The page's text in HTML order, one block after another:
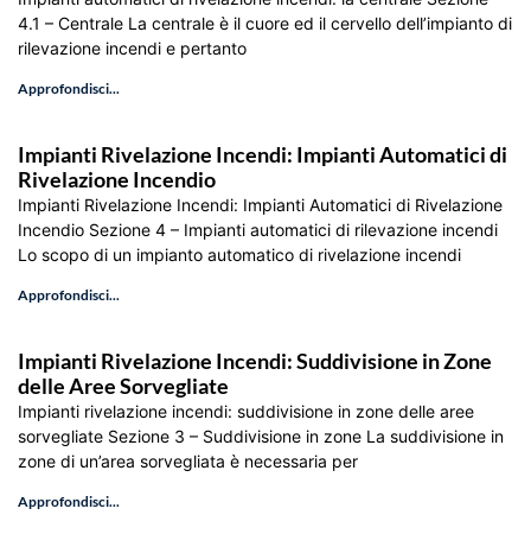
4.1 – Centrale La centrale è il cuore ed il cervello dell’impianto di
rilevazione incendi e pertanto
Approfondisci...
Impianti Rivelazione Incendi: Impianti Automatici di
Rivelazione Incendio
Impianti Rivelazione Incendi: Impianti Automatici di Rivelazione
Incendio Sezione 4 – Impianti automatici di rilevazione incendi
Lo scopo di un impianto automatico di rivelazione incendi
Approfondisci...
Impianti Rivelazione Incendi: Suddivisione in Zone
delle Aree Sorvegliate
Impianti rivelazione incendi: suddivisione in zone delle aree
sorvegliate Sezione 3 – Suddivisione in zone La suddivisione in
zone di un’area sorvegliata è necessaria per
Approfondisci...